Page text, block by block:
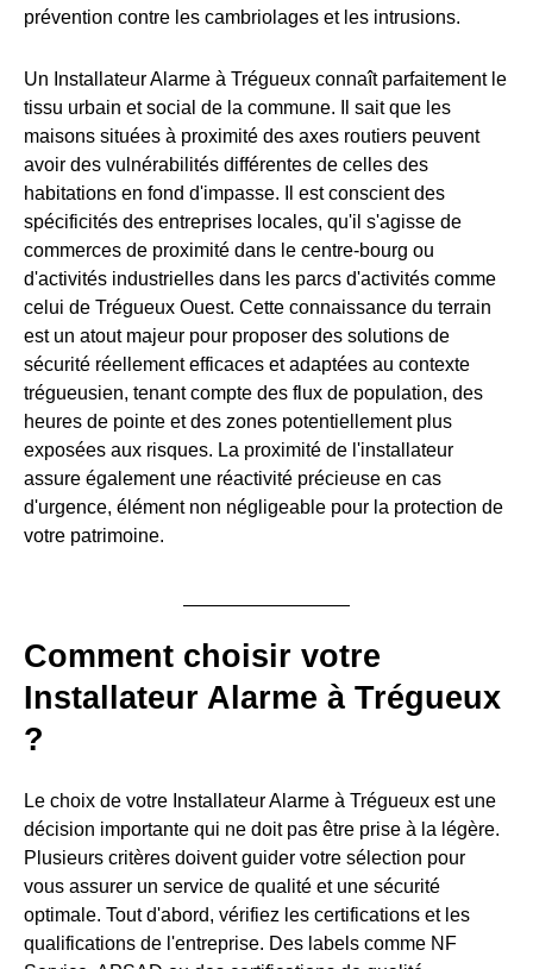
prévention contre les cambriolages et les intrusions.
Un Installateur Alarme à Trégueux connaît parfaitement le
tissu urbain et social de la commune. Il sait que les
maisons situées à proximité des axes routiers peuvent
avoir des vulnérabilités différentes de celles des
habitations en fond d'impasse. Il est conscient des
spécificités des entreprises locales, qu'il s'agisse de
commerces de proximité dans le centre-bourg ou
d'activités industrielles dans les parcs d'activités comme
celui de Trégueux Ouest. Cette connaissance du terrain
est un atout majeur pour proposer des solutions de
sécurité réellement efficaces et adaptées au contexte
trégueusien, tenant compte des flux de population, des
heures de pointe et des zones potentiellement plus
exposées aux risques. La proximité de l'installateur
assure également une réactivité précieuse en cas
d'urgence, élément non négligeable pour la protection de
votre patrimoine.
Comment choisir votre
Installateur Alarme à Trégueux
?
Le choix de votre Installateur Alarme à Trégueux est une
décision importante qui ne doit pas être prise à la légère.
Plusieurs critères doivent guider votre sélection pour
vous assurer un service de qualité et une sécurité
optimale. Tout d'abord, vérifiez les certifications et les
qualifications de l'entreprise. Des labels comme NF